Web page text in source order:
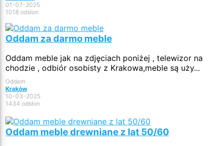
01-07-2025
1018 odsłon
Oddam za darmo meble
Oddam meble jak na zdjęciach poniżej , telewizor na
chodzie , odbiór osobisty z Krakowa,meble są uży...
Oddam
Kraków
10-03-2025
1434 odsłon
Oddam meble drewniane z lat 50/60